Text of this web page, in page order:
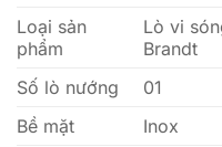
Loại sản
phẩm
Lò vi
Brandt
Số lò nướng
01
Bề mặt
Inox